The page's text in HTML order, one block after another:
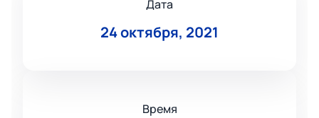
Дата
24 октября, 2021
Время